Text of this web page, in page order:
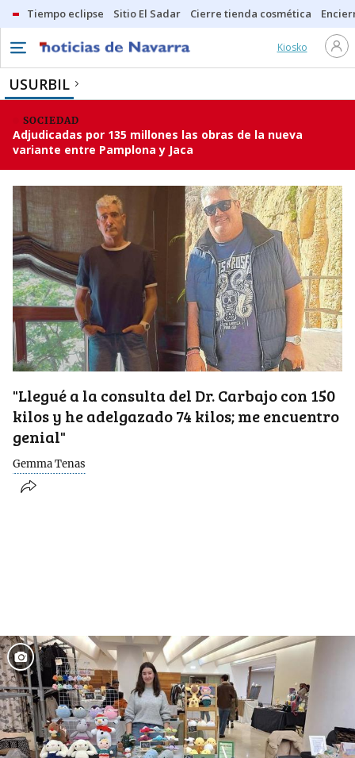
Tiempo eclipse Sitio El Sadar Cierre tienda cosmética
Kiosko
USURBIL
SOCIEDAD
Adjudicadas por 135 millones las obras de la nueva
variante entre Pamplona y Jaca
"Llegué a la consulta del Dr. Carbajo con 150
kilos y he adelgazado 74 kilos; me encuentro
genial"
Gemma Tenas